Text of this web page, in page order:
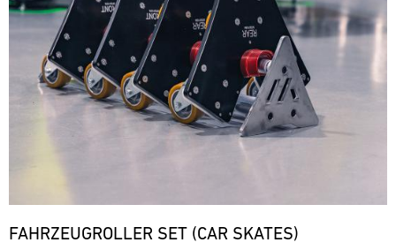
FAHRZEUGROLLER SET (CAR SKATES)